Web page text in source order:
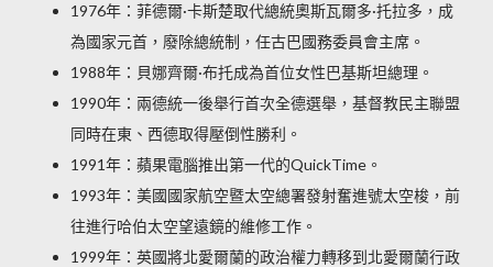
1976年：菲德爾·卡斯楚取代總統奧斯瓦爾多·托拉多，成
為國家元首，廢除總統制，任古巴國務委員會主席。
1988年：貝娜齊爾·布托成為首位女性巴基斯坦總理。
1990年：兩德統一後舉行首次全德選舉，基督教民主聯盟
同時在東、西德取得壓倒性勝利。
1991年：蘋果電腦推出第一代的QuickTime。
1993年：美國國家航空暨太空總署發射奮進號太空梭，前
往進行哈伯太空望遠鏡的維修工作。
1999年：英國將北愛爾蘭的政治權力轉移到北愛爾蘭行政